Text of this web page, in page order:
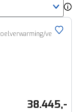
ve
38.445,-